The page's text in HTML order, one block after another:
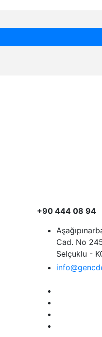
+90 444 08 94
Cad. No
Selçuklu -